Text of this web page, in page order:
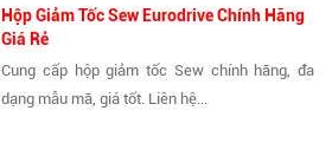
Hộp Giảm Tốc Sew Eurodrive Chính Hãng
Giá Rẻ
Cung cấp hộp giảm tốc Sew chính hãng, đa
dạng mẫu mã, giá tốt. Liên hệ...